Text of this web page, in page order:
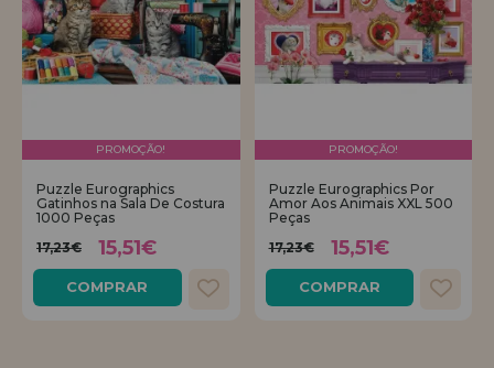
PROMOÇÃO!
Puzzle Eurographics
Gatinhos na Sala De Costura
1000 Peças
17,23€
15,51€
COMPRAR
PROMOÇÃO!
Puzzle Eurographics Por
Amor Aos Animais XXL 500
Peças
17,23€
15,51€
COMPRAR